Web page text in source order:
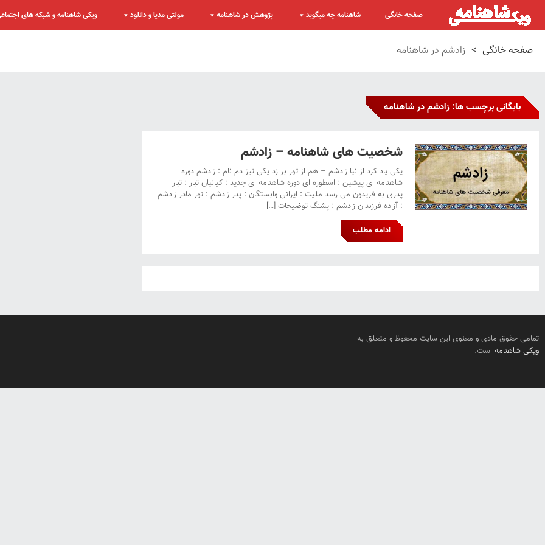
صفحه خانگی شاهنامه چه میگوید پژوهش در شاهنامه مولتی مدیا و دانلود ویکی شاهنامه و شبکه های
صفحه خانگی > زادشم در شاهنامه
بایگانی برچسب ها: زادشم در شاهنامه
شخصیت های شاهنامه – زادشم
یکی یاد کرد از نیا زادشم – هم از تور بر زد یکی تیز دم نام : زادشم دوره
شاهنامه ای پیشین : اسطوره ای دوره شاهنامه ای جدید : کیانیان تبار : تبار
پدری به فریدون می رسد ملیت : ایرانی وابستگان : پدر زادشم : تور مادر زادشم
: آزاده فرزندان زادشم : پشنگ توضیحات […]
ادامه مطلب
تمامی حقوق مادی و معنوی این سایت محفوظ و متعلق به
ویکی شاهنامه است.